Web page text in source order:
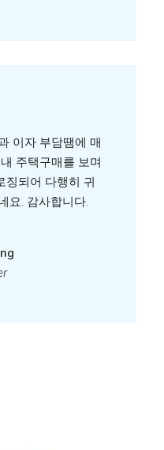
이자 부담땜에 매
주택구매를 보며
징되어 다행히 귀
요. 감사합니다.